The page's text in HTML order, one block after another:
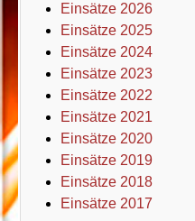
Einsätze 2026
Einsätze 2025
Einsätze 2024
Einsätze 2023
Einsätze 2022
Einsätze 2021
Einsätze 2020
Einsätze 2019
Einsätze 2018
Einsätze 2017